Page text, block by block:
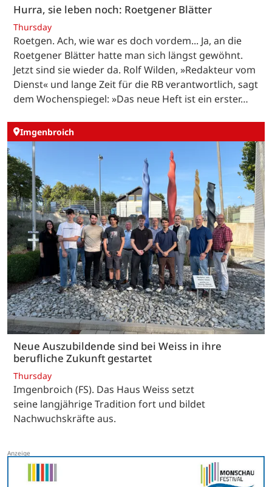
Hurra, sie leben noch: Roetgener Blätter
Thursday
Roetgen. Ach, wie war es doch vordem... Ja, an die
Roetgener Blätter hatte man sich längst gewöhnt.
Jetzt sind sie wieder da. Rolf Wilden, »Redakteur vom
Dienst« und lange Zeit für die RB verantwortlich, sagt
dem Wochenspiegel: »Das neue Heft ist ein erster…
Imgenbroich
Neue Auszubildende sind bei Weiss in ihre
berufliche Zukunft gestartet
Thursday
Imgenbroich (FS). Das Haus Weiss setzt
seine langjährige Tradition fort und bildet
Nachwuchskräfte aus.